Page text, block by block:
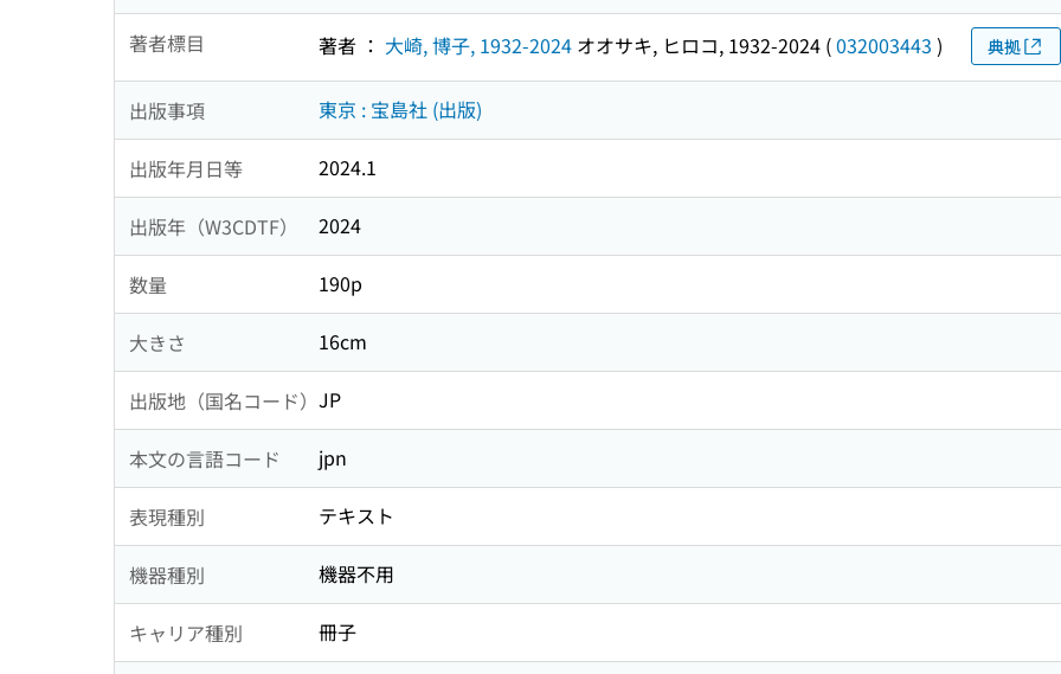
著者標目 著者 ： 大崎, 博子, 1932-2024 オオサキ, ヒロコ, 1932-2024 (032003443 ) 典拠
出版事項 東京 : 宝島社 (出版)
出版年月日等 2024.1
出版年（W3CDTF） 2024
数量 190p
大きさ 16cm
出版地（国名コード） JP
本文の言語コード jpn
表現種別 テキスト
機器種別 機器不用
キャリア種別 冊子